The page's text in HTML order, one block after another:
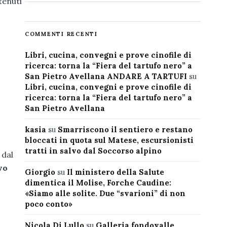
COMMENTI RECENTI
Libri, cucina, convegni e prove cinofile di
ricerca: torna la “Fiera del tartufo nero” a
San Pietro Avellana ANDARE A TARTUFI su
Libri, cucina, convegni e prove cinofile di
ricerca: torna la “Fiera del tartufo nero” a
San Pietro Avellana
kasia su Smarriscono il sentiero e restano
bloccati in quota sul Matese, escursionisti
tratti in salvo dal Soccorso alpino
Giorgiosu Il ministero della Salute
dimentica il Molise, Forche Caudine:
«Siamo alle solite. Due “svarioni” di non
poco conto»